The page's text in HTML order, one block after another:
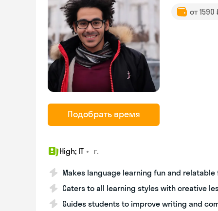
Подобрать время
от
High; IT • г.
Makes language learning fun and
Caters to all learning styles with creative
Guides students to improve writing and